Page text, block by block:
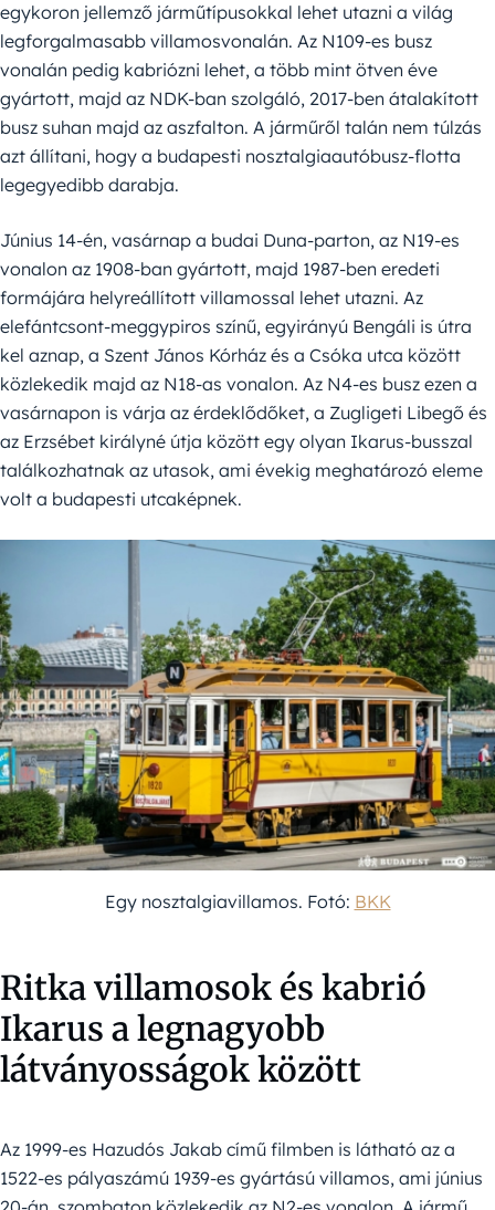
egykoron jellemző járműtípusokkal lehet utazni a világ
legforgalmasabb villamosvonalán. Az N109-es busz
vonalán pedig kabriózni lehet, a több mint ötven éve
gyártott, majd az NDK-ban szolgáló, 2017-ben átalakított
busz suhan majd az aszfalton. A járműről talán nem túlzás
azt állítani, hogy a budapesti nosztalgiaautóbusz-flotta
legegyedibb darabja.
Június 14-én, vasárnap a budai Duna-parton, az N19-es
vonalon az 1908-ban gyártott, majd 1987-ben eredeti
formájára helyreállított villamossal lehet utazni. Az
elefántcsont-meggypiros színű, egyirányú Bengáli is útra
kel aznap, a Szent János Kórház és a Csóka utca között
közlekedik majd az N18-as vonalon. Az N4-es busz ezen a
vasárnapon is várja az érdeklődőket, a Zugligeti Libegő és
az Erzsébet királyné útja között egy olyan Ikarus-busszal
találkozhatnak az utasok, ami évekig meghatározó eleme
volt a budapesti utcaképnek.
Egy nosztalgiavillamos. Fotó: BKK
Ritka villamosok és kabrió
Ikarus a legnagyobb
látványosságok között
Az 1999-es Hazudós Jakab című filmben is látható az a
1522-es pályaszámú 1939-es gyártású villamos, ami június